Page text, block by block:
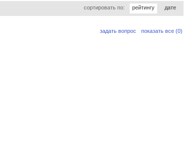
сортировать по: рейтингу дате
показать все (0)
задать вопрос